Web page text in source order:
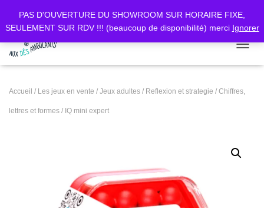
PAS D'OUVERTURE DU SHOWROOM SUR HORAIRE FIXE,
SEULEMENT SUR RDV !!! (beaucoup de disponibilité) merci Ignorer
Accueil / Les jeux en vente / Jeux adultes / Reflexion et strategie / Chiffres,
lettres et formes / IQ mini expert